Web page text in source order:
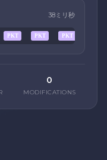
38ミリ秒
0
MODIFICATIONS